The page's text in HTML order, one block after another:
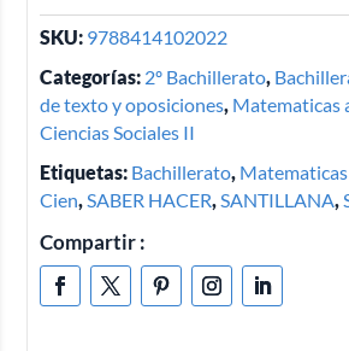
SKU: 9788414102022
Categorías: 2º Bachillerato,
de texto y oposiciones, Matematicas
Ciencias Sociales II
Etiquetas: Bachillerato,
Cien, SABER HACER, SANTILLANA,
Compartir :